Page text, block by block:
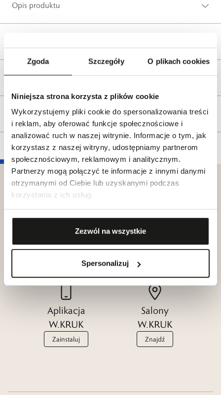
Zgoda Szczegóły O plikach cookies
Niniejsza strona korzysta z plików cookie
Wykorzystujemy pliki cookie do spersonalizowania treści
i reklam, aby oferować funkcje społecznościowe i
analizować ruch w naszej witrynie. Informacje o tym, jak
korzystasz z naszej witryny, udostępniamy partnerom
społecznościowym, reklamowym i analitycznym.
Partnerzy mogą połączyć te informacje z innymi danymi
otrzymanymi od Ciebie lub uzyskanymi podczas
korzystania z ich usług.
Zezwól na wszystkie
Spersonalizuj
Opis produktu
Reklamacje i zwroty
Tagi
Klub dla
Przyjaciół
W.KRUK
Katalogi
Aplikacja
W.KRUK
Zainstaluj
Salony
W.KRUK
Znajdź